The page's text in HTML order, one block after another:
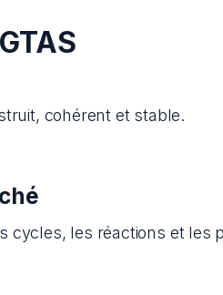
cohérent et stable.
cycles, les réactions et les